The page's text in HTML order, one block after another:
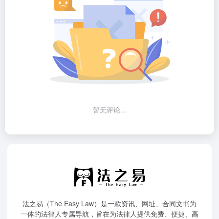
暂无评论...
法之易（The Easy Law）是一款资讯、网址、合同文书为
一体的法律人专属导航，旨在为法律人提供免费、便捷、高